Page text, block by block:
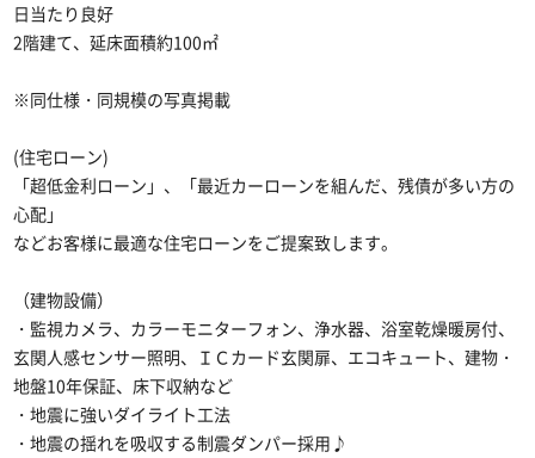
日当たり良好
2階建て、延床面積約100㎡
※同仕様・同規模の写真掲載
(住宅ローン)
「超低金利ローン」、「最近カーローンを組んだ、残債が多い方の
心配」
などお客様に最適な住宅ローンをご提案致します。
（建物設備）
・監視カメラ、カラーモニターフォン、浄水器、浴室乾燥暖房付、
玄関人感センサー照明、ＩＣカード玄関扉、エコキュート、建物・
地盤10年保証、床下収納など
・地震に強いダイライト工法
・地震の揺れを吸収する制震ダンパー採用♪